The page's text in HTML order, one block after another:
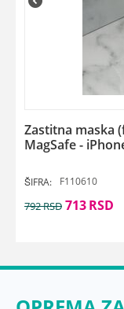
Zastitna maska
MagSafe -
ŠIFRA: F110610
792RSD 713RSD